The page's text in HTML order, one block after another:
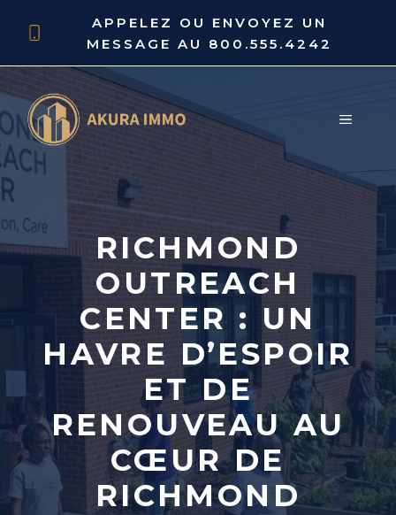
APPELEZ OU ENVOYEZ UN
MESSAGE AU 800.555.4242
MENU
RICHMOND
OUTREACH
CENTER : UN
HAVRE D’ESPOIR
ET DE
RENOUVEAU AU
CŒUR DE
RICHMOND